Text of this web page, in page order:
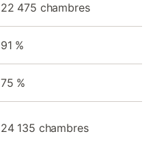
22 475 chambres
91 %
75 %
24 135 chambres